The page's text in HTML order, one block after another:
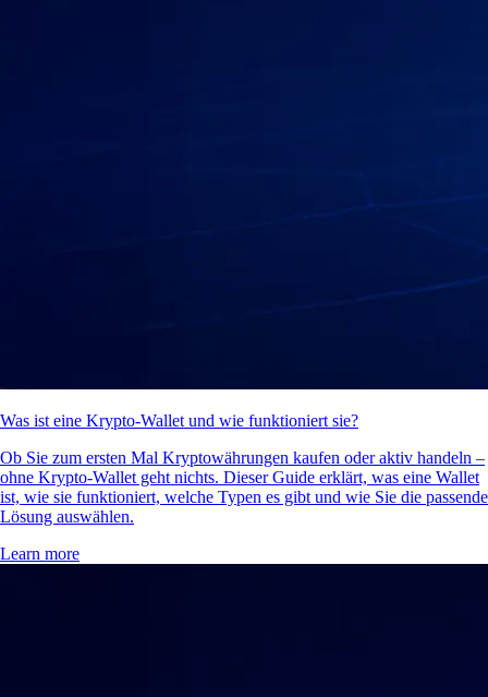
Was ist eine Krypto-Wallet und wie funktioniert sie?
Ob Sie zum ersten Mal Kryptowährungen kaufen oder aktiv handeln –
ohne Krypto-Wallet geht nichts. Dieser Guide erklärt, was eine Wallet
ist, wie sie funktioniert, welche Typen es gibt und wie Sie die passende
Lösung auswählen.
Learn more